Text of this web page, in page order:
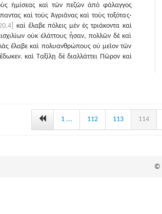
ἡμίσεας καὶ τῶν πεζῶν ἀπὸ φάλαγγος
καὶ τοὺς Ἀγριᾶνας καὶ τοὺς τοξότας·
καὶ ἔλαβε πόλεις μὲν ἐς τριάκοντα καὶ
οὐκ ἐλάττους ἦσαν, πολλῶν δὲ καὶ
ἔλαβε καὶ πολυανθρώπους οὐ μεῖον τῶν
καὶ Ταξίλῃ δὲ διαλλάττει Πῶρον καὶ
1 ... 112 113 114
©